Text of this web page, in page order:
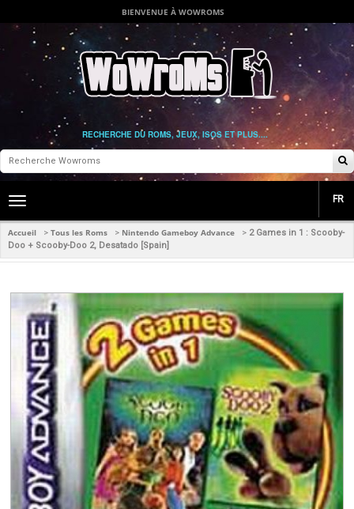
BIENVENUE À WOWROMS
RECHERCHE DU ROMS, JEUX, ISOS ET PLUS....
Toggle
navigation
FR
Accueil > Tous les Roms > Nintendo Gameboy Advance > 2 Games in 1 : Scooby-
Doo + Scooby-Doo 2, Desatado [Spain]